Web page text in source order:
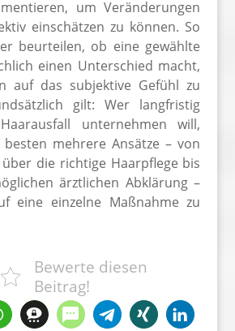
um Veränderungen
einschätzen zu können. So
beurteilen, ob eine gewählte
einen Unterschied macht,
auf das subjektive Gefühl zu
gilt: Wer langfristig
unternehmen will,
mehrere Ansätze – von
die richtige Haarpflege bis
ärztlichen Abklärung –
eine einzelne Maßnahme zu
Bewerte diesen
Beitrag!